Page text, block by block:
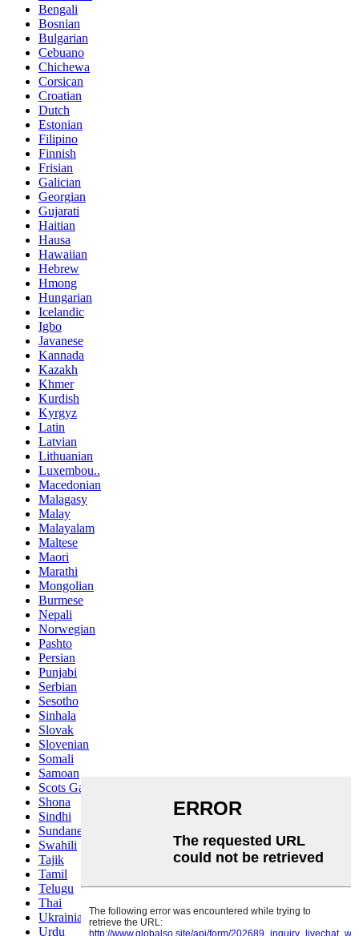
Bengali
Bosnian
Bulgarian
Cebuano
Chichewa
Corsican
Croatian
Dutch
Estonian
Filipino
Finnish
Frisian
Galician
Georgian
Gujarati
Haitian
Hausa
Hawaiian
Hebrew
Hmong
Hungarian
Icelandic
Igbo
Javanese
Kannada
Kazakh
Khmer
Kurdish
Kyrgyz
Latin
Latvian
Lithuanian
Luxembou..
Macedonian
Malagasy
Malay
Malayalam
Maltese
Maori
Marathi
Mongolian
Burmese
Nepali
Norwegian
Pashto
Persian
Punjabi
Serbian
Sesotho
Sinhala
Slovak
Slovenian
Somali
Samoan
Scots Gaelic
Shona
Sindhi
Sundanese
Swahili
Tajik
Tamil
Telugu
Thai
Ukrainian
Urdu